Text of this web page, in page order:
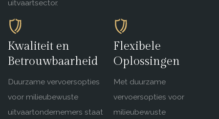
uitvaartsector.
Kwaliteit en
Betrouwbaarheid
Duurzame vervoersopties
voor milieubewuste
uitvaartondernemers staat
Flexibele
Oplossingen
Met duurzame
vervoersopties voor
milieubewuste